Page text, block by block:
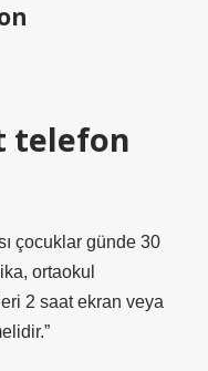
telefon
çocuklar günde 30
ortaokul
2 saat ekran veya